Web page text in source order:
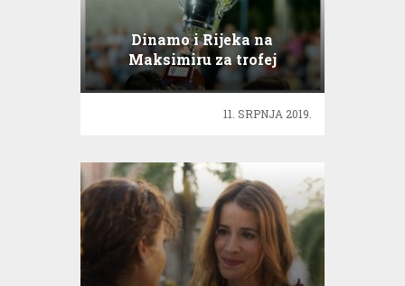
Dinamo i Rijeka na
Maksimiru za trofej
Superkupa
11. SRPNJA 2019.